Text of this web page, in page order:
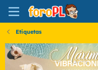
Etiquetas